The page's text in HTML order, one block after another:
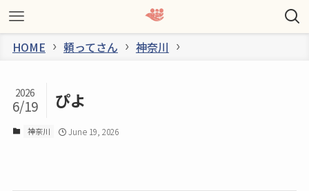
HOME 頼ってさん 神奈川
ぴよ
2026
6/19
神奈川 June 19, 2026